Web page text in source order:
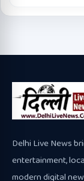
Delhi Live News
entertainment,
modern digital